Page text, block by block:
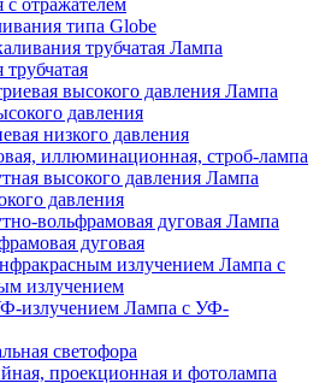
с отражателем
типа Globe
Лампа
Лампа
давления
низкого давления
иллюминационная, строб-лампа
Лампа
давления
Лампа
дуговая
Лампа с
излучением
Лампа с УФ-
светофора
проекционная и фотолампа